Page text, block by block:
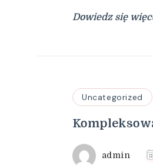
Dowiedz się
Uncategorized
admin